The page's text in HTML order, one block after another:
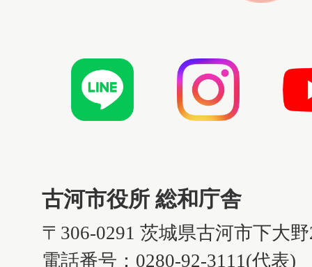
古河市役所 総和庁舎
〒306-0291 茨城県古河市下大
電話番号：0280-92-3111(代表)